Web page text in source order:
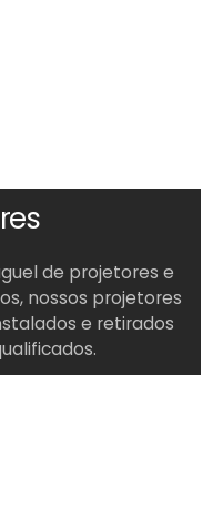
de projetores e
nossos projetores
e retirados